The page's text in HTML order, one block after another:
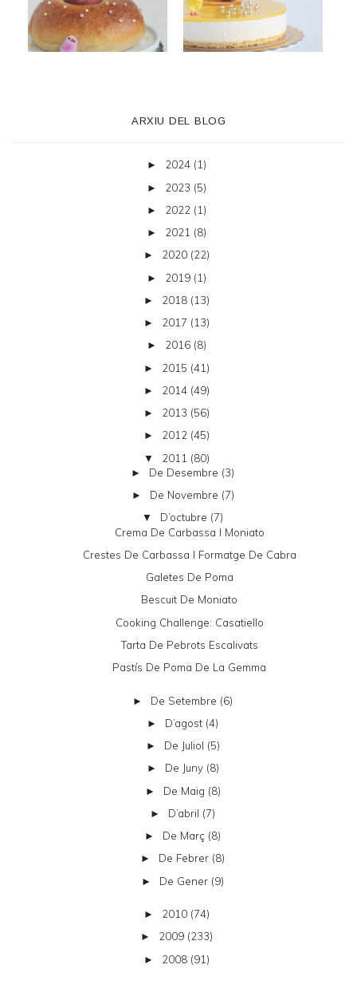
ARXIU DEL BLOG
► 2024 (1)
► 2023 (5)
► 2022 (1)
► 2021 (8)
► 2020 (22)
► 2019 (1)
► 2018 (13)
► 2017 (13)
► 2016 (8)
► 2015 (41)
► 2014 (49)
► 2013 (56)
► 2012 (45)
▼ 2011 (80)
► De Desembre (3)
► De Novembre (7)
▼ D’octubre (7)
Crema De Carbassa I Moniato
Crestes De Carbassa I Formatge De Cabra
Galetes De Poma
Bescuit De Moniato
Cooking Challenge: Casatiello
Tarta De Pebrots Escalivats
Pastís De Poma De La Gemma
► De Setembre (6)
► D’agost (4)
► De Juliol (5)
► De Juny (8)
► De Maig (8)
► D’abril (7)
► De Març (8)
► De Febrer (8)
► De Gener (9)
► 2010 (74)
► 2009 (233)
► 2008 (91)